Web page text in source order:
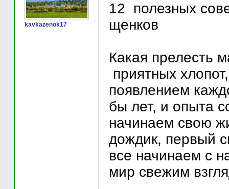
kavkazenok17
12 полезных
щенков
Какая прелесть
приятных
появлением
бы лет, и опыта
начинаем свою
дождик, первый
все начинаем с
мир свежим